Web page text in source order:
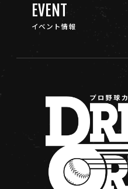
EVENT
イベント情報